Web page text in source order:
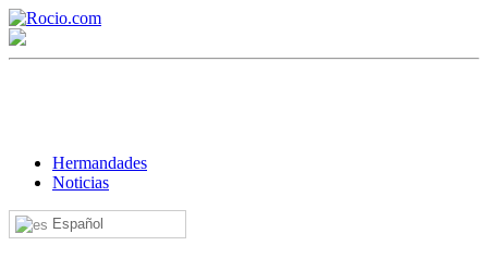
Hermandades
Noticias
Español
¡Bienvenido! Soy el asistente virtual de rocio.com.